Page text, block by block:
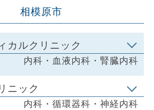
相模原市
カルクリニック
内科・血液内科・腎臓内科
ニック
内科・循環器科・神経内科